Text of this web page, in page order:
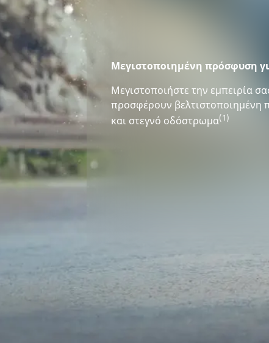
Μεγιστοποιημένη πρόσφυση
Μεγιστοποιήστε την εμπειρία
προσφέρουν βελτιστοποιημένη
και στεγνό οδόστρωμα(1)